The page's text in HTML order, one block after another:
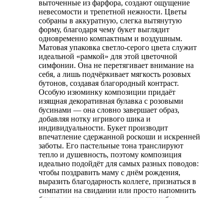
выточенные из фарфора, создают ощущение
невесомости и трепетной нежности. Цветы
собраны в аккуратную, слегка вытянутую
форму, благодаря чему букет выглядит
одновременно компактным и воздушным.
Матовая упаковка светло-серого цвета служит
идеальной «рамкой» для этой цветочной
симфонии. Она не перетягивает внимание на
себя, а лишь подчёркивает мягкость розовых
бутонов, создавая благородный контраст.
Особую изюминку композиции придаёт
изящная декоративная булавка с розовыми
бусинами — она словно завершает образ,
добавляя нотку игривого шика и
индивидуальности. Букет производит
впечатление сдержанной роскоши и искренней
заботы. Его пастельные тона транслируют
тепло и душевность, поэтому композиция
идеально подойдёт для самых разных поводов:
чтобы поздравить маму с днём рождения,
выразить благодарность коллеге, признаться в
симпатии на свидании или просто напомнить